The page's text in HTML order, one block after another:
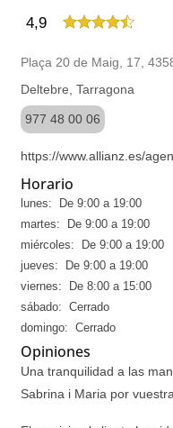
4,9
Plaça 20 de Maig, 17,
Deltebre, Tarragona
977 48 00 06
https://www.allianz.es/
Horario
lunes: De 9:00 a 19:00
martes: De 9:00 a 19:00
miércoles: De 9:00 a 19:00
jueves: De 9:00 a 19:00
viernes: De 8:00 a 15:00
sábado: Cerrado
domingo: Cerrado
Opiniones
Una tranquilidad a las
Sabrina i Maria por